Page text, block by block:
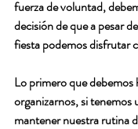
fuerza de voluntad,
decisión de que a pesar
fiesta podemos disfrutar
Lo primero que debemos
organizarnos, si tenemos
mantener nuestra rutina